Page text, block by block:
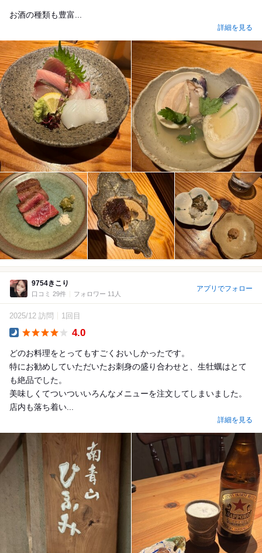
お酒の種類も豊富...
詳細を見る
9754きこり
口コミ 29件 フォロワー 11人
アプリでフォロー
2025/12 訪問 1回目
4.0
どのお料理をとってもすごくおいしかったです。
特にお勧めしていただいたお刺身の盛り合わせと、生牡蠣はとて
も絶品でした。
美味しくてついついいろんなメニューを注文してしまいました。
店内も落ち着い...
詳細を見る